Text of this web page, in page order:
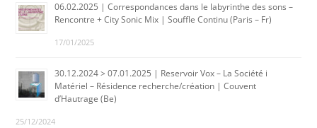
06.02.2025 | Correspondances dans le labyrinthe des sons –
Rencontre + City Sonic Mix | Souffle Continu (Paris – Fr)
17/01/2025
30.12.2024 > 07.01.2025 | Reservoir Vox – La Société i
Matériel – Résidence recherche/création | Couvent
d’Hautrage (Be)
25/12/2024